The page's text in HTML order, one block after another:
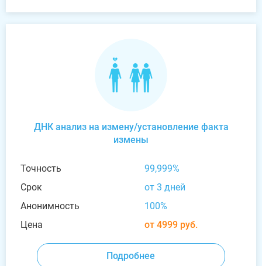
ДНК анализ на измену/установление факта
измены
Точность
99,999%
Срок
от 3 дней
Анонимность
100%
Цена
от 4999 руб.
Подробнее